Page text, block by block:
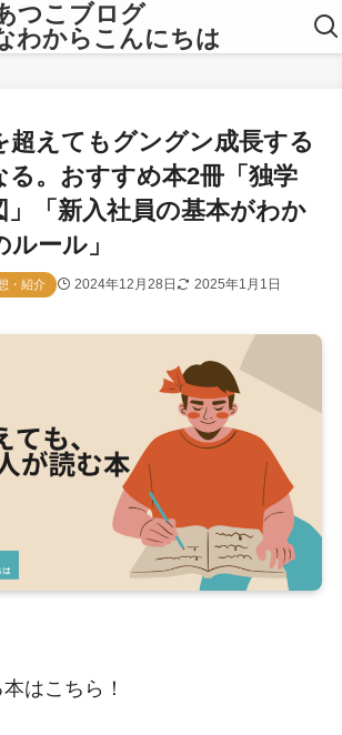
こブログ
わからこんにちは
超えてもグングン成長する
る。おすすめ本2冊「独学
」「新入社員の基本がわか
ルール」
・紹介 2024年12月28日 2025年1月1日
はこちら！